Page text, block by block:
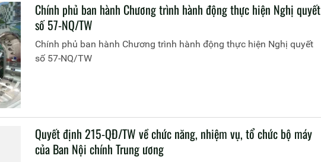
Chính phủ ban hành Chương trình hành động thực hiện Nghị quyết
số 57-NQ/TW
Chính phủ ban hành Chương trình hành động thực hiện Nghị quyết
số 57-NQ/TW
Quyết định 215-QĐ/TW về chức năng, nhiệm vụ, tổ chức bộ máy
của Ban Nội chính Trung ương